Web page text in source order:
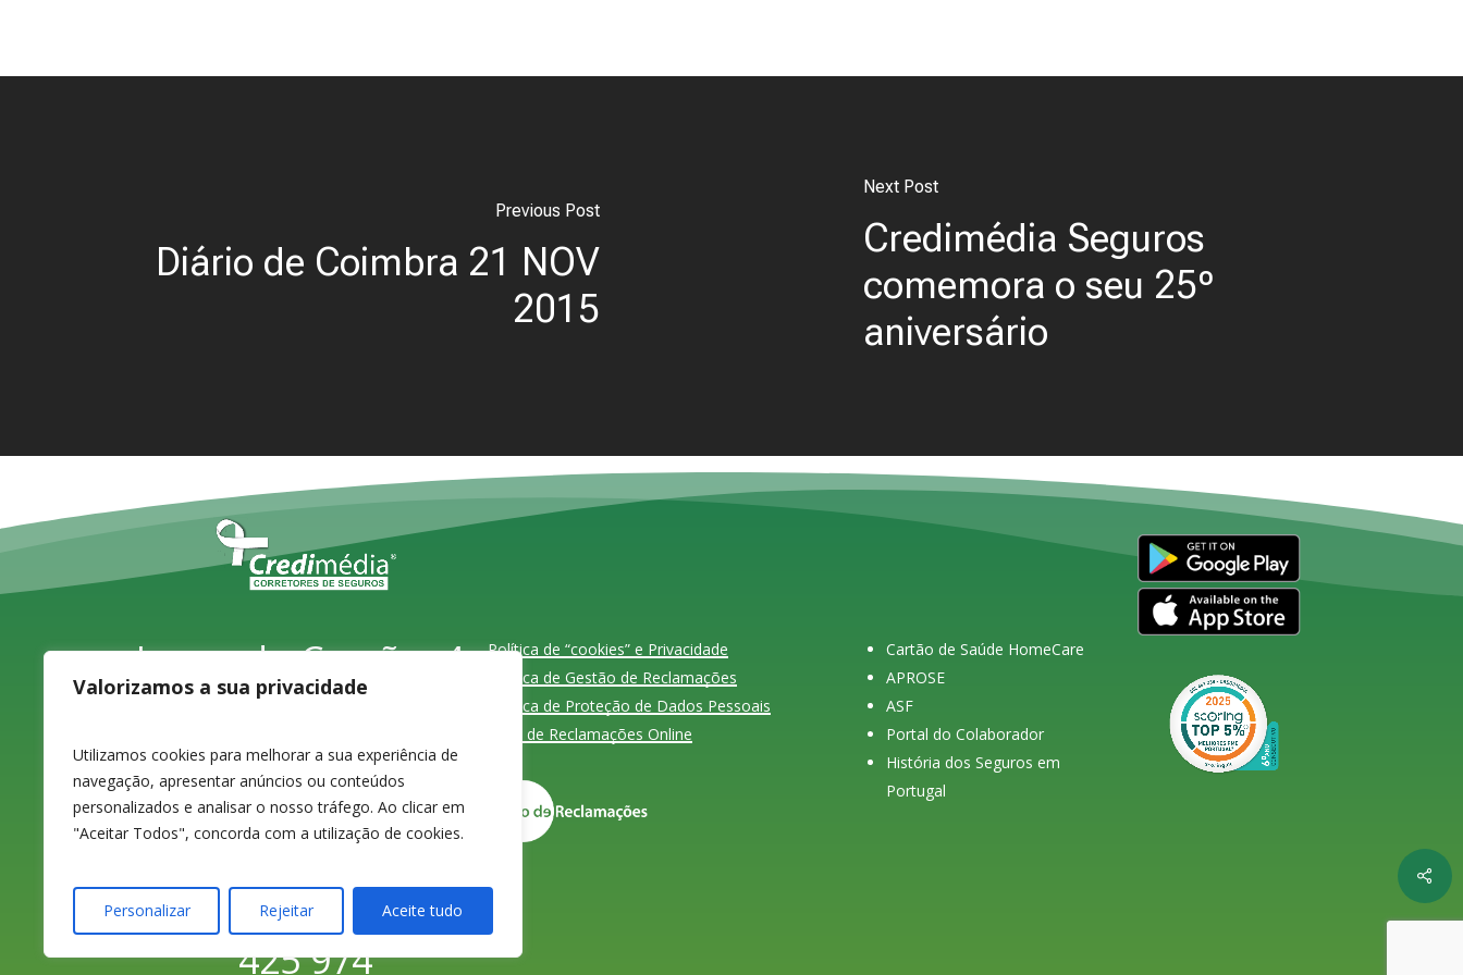
Valorizamos a sua privacidade
Utilizamos cookies para melhorar a sua experiência de
navegação, apresentar anúncios ou conteúdos
personalizados e analisar o nosso tráfego. Ao clicar em
"Aceitar Todos", concorda com a utilização de cookies.
Personalizar Rejeitar Aceite tudo
Previous Post
Diário de Coimbra 21 NOV
2015
Next Post
Credimédia Seguros
comemora o seu 25º
aniversário
Largo do Carvão, 4,
1ºD
3080-070 Figueira da
Foz
233 420 141 / 233
425 974
Política de “cookies” e Privacidade
Política de Gestão de Reclamações
Política de Proteção de Dados Pessoais
Livro de Reclamações Online
Cartão de Saúde HomeCare
APROSE
ASF
Portal do Colaborador
História dos Seguros em
Portugal
Share